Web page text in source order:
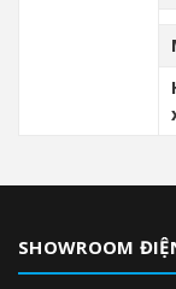
SHOWROOM